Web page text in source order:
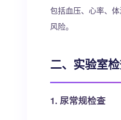
包括血压、心率、体
风险。
二、实验室
1. 尿常规检查